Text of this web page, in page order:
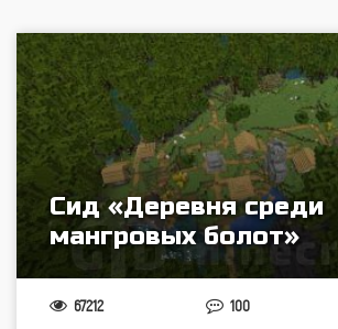
Сид «Деревня среди
мангровых болот»
67212 100